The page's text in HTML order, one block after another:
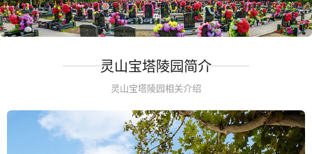
灵山宝塔陵园简介
灵山宝塔陵园相关介绍